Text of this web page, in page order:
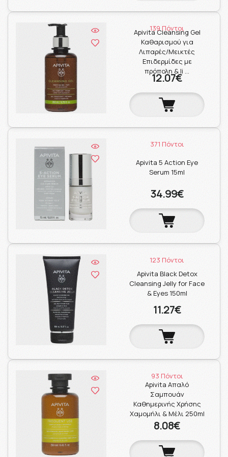
139 Πόντοι
Apivita Cleansing Gel
Καθαρισμού για
Λιπαρές/Μεικτές
Επιδερμίδες με
πρόπολη & li …
12.07€
371 Πόντοι
Apivita 5 Action Eye
Serum 15ml
34.99€
123 Πόντοι
Apivita Black Detox
Cleansing Jelly for Face
& Eyes 150ml
11.27€
93 Πόντοι
Apivita Απαλό
Σαμπουάν
Καθημερινής Χρήσης
Χαμομήλι & Μέλι 250ml
8.08€